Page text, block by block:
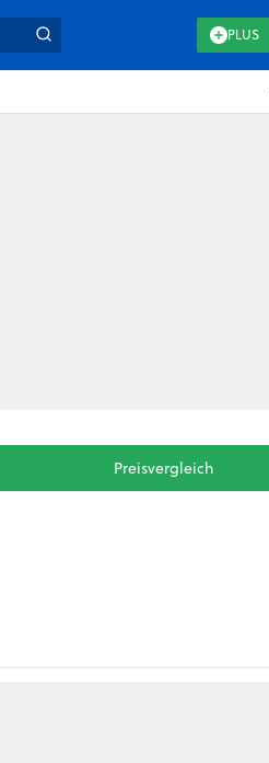
PLUS
Preisvergleich